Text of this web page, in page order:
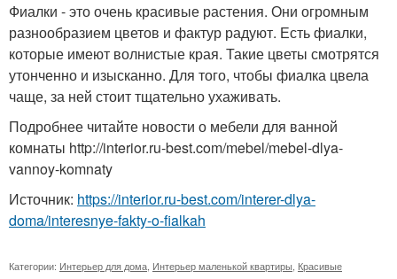
Фиалки - это очень красивые растения. Они огромным
разнообразием цветов и фактур радуют. Есть фиалки,
которые имеют волнистые края. Такие цветы смотрятся
утонченно и изысканно. Для того, чтобы фиалка цвела
чаще, за ней стоит тщательно ухаживать.
Подробнее читайте новости о мебели для ванной
комнаты http://interior.ru-best.com/mebel/mebel-dlya-
vannoy-komnaty
Источник: https://interior.ru-best.com/interer-dlya-
doma/interesnye-fakty-o-fialkah
Категории: Интерьер для дома Интерьер маленькой квартиры Красивые